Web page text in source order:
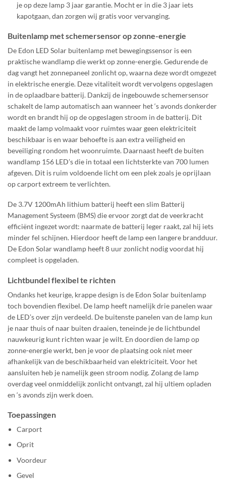
je op deze lamp 3 jaar garantie. Mocht er in die 3 jaar iets
kapotgaan, dan zorgen wij gratis voor vervanging.
Buitenlamp met schemersensor op zonne-energie
De Edon LED Solar buitenlamp met bewegingssensor is een
praktische wandlamp die werkt op zonne-energie. Gedurende de
dag vangt het zonnepaneel zonlicht op, waarna deze wordt omgezet
in elektrische energie. Deze vitaliteit wordt vervolgens opgeslagen
in de oplaadbare batterij. Dankzij de ingebouwde schemersensor
schakelt de lamp automatisch aan wanneer het ‘s avonds donkerder
wordt en brandt hij op de opgeslagen stroom in de batterij. Dit
maakt de lamp volmaakt voor ruimtes waar geen elektriciteit
beschikbaar is en waar behoefte is aan extra veiligheid en
beveiliging rondom het woonruimte. Daarnaast heeft de buiten
wandlamp 156 LED’s die in totaal een lichtsterkte van 700 lumen
afgeven. Dit is ruim voldoende licht om een plek zoals je oprijlaan
op carport extreem te verlichten.
De 3.7V 1200mAh lithium batterij heeft een slim Batterij
Management Systeem (BMS) die ervoor zorgt dat de veerkracht
efficiënt ingezet wordt: naarmate de batterij leger raakt, zal hij iets
minder fel schijnen. Hierdoor heeft de lamp een langere brandduur.
De Edon Solar wandlamp heeft 8 uur zonlicht nodig voordat hij
compleet is opgeladen.
Lichtbundel flexibel te richten
Ondanks het keurige, krappe design is de Edon Solar buitenlamp
toch bovendien flexibel. De lamp heeft namelijk drie panelen waar
de LED’s over zijn verdeeld. De buitenste panelen van de lamp kun
je naar thuis of naar buiten draaien, teneinde je de lichtbundel
nauwkeurig kunt richten waar je wilt. En doordien de lamp op
zonne-energie werkt, ben je voor de plaatsing ook niet meer
afhankelijk van de beschikbaarheid van elektriciteit. Voor het
aansluiten heb je namelijk geen stroom nodig. Zolang de lamp
overdag veel onmiddelijk zonlicht ontvangt, zal hij ultiem opladen
en ‘s avonds zijn werk doen.
Toepassingen
Carport
Oprit
Voordeur
Gevel